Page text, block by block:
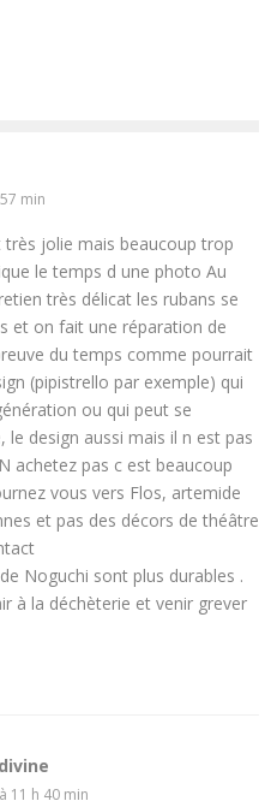
min
jolie mais beaucoup trop
le temps d une photo Au
très délicat les rubans se
et on fait une réparation de
du temps comme pourrait
(pipistrello par exemple) qui
ou qui peut se
le design aussi mais il n est pas
achetez pas c est beaucoup
vous vers Flos, artemide
et pas des décors de théâtre
Noguchi sont plus durables .
à la déchèterie et venir grever
11 h 40 min